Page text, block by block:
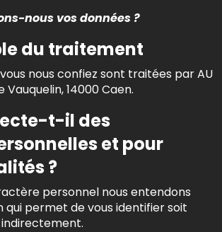
nous vos données ?
du traitement
nous confiez sont traitées par AU
Vauquelin, 14000 Caen.
t-il des
et pour
?
personnel nous entendons
permet de vous identifier soit